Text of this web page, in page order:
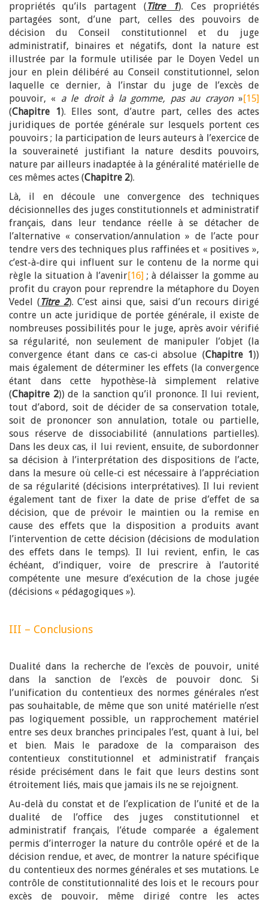
propriétés qu’ils partagent (Titre 1). Ces propriétés
partagées sont, d’une part, celles des pouvoirs de
décision du Conseil constitutionnel et du juge
administratif, binaires et négatifs, dont la nature est
illustrée par la formule utilisée par le Doyen Vedel un
jour en plein délibéré au Conseil constitutionnel, selon
laquelle ce dernier, à l’instar du juge de l’excès de
pouvoir, « a le droit à la gomme, pas au crayon»[15]
(Chapitre 1). Elles sont, d’autre part, celles des actes
juridiques de portée générale sur lesquels portent ces
pouvoirs ; la participation de leurs auteurs à l’exercice de
la souveraineté justifiant la nature desdits pouvoirs,
nature par ailleurs inadaptée à la généralité matérielle de
ces mêmes actes (Chapitre 2).
Là, il en découle une convergence des techniques
décisionnelles des juges constitutionnels et administratif
français, dans leur tendance réelle à se détacher de
l’alternative « conservation/annulation » de l’acte pour
tendre vers des techniques plus raffinées et « positives »,
c’est-à-dire qui influent sur le contenu de la norme qui
règle la situation à l’avenir[16]; à délaisser la gomme au
profit du crayon pour reprendre la métaphore du Doyen
Vedel (Titre 2). C’est ainsi que, saisi d’un recours dirigé
contre un acte juridique de portée générale, il existe de
nombreuses possibilités pour le juge, après avoir vérifié
sa régularité, non seulement de manipuler l’objet (la
convergence étant dans ce cas-ci absolue (Chapitre 1))
mais également de déterminer les effets (la convergence
étant dans cette hypothèse-là simplement relative
(Chapitre 2)) de la sanction qu’il prononce. Il lui revient,
tout d’abord, soit de décider de sa conservation totale,
soit de prononcer son annulation, totale ou partielle,
sous réserve de dissociabilité (annulations partielles).
Dans les deux cas, il lui revient, ensuite, de subordonner
sa décision à l’interprétation des dispositions de l’acte,
dans la mesure où celle-ci est nécessaire à l’appréciation
de sa régularité (décisions interprétatives). Il lui revient
également tant de fixer la date de prise d’effet de sa
décision, que de prévoir le maintien ou la remise en
cause des effets que la disposition a produits avant
l’intervention de cette décision (décisions de modulation
des effets dans le temps). Il lui revient, enfin, le cas
échéant, d’indiquer, voire de prescrire à l’autorité
compétente une mesure d’exécution de la chose jugée
(décisions « pédagogiques »).
III – Conclusions
Dualité dans la recherche de l’excès de pouvoir, unité
dans la sanction de l’excès de pouvoir donc. Si
l’unification du contentieux des normes générales n’est
pas souhaitable, de même que son unité matérielle n’est
pas logiquement possible, un rapprochement matériel
entre ses deux branches principales l’est, quant à lui, bel
et bien. Mais le paradoxe de la comparaison des
contentieux constitutionnel et administratif français
réside précisément dans le fait que leurs destins sont
étroitement liés, mais que jamais ils ne se rejoignent.
Au-delà du constat et de l’explication de l’unité et de la
dualité de l’office des juges constitutionnel et
administratif français, l’étude comparée a également
permis d’interroger la nature du contrôle opéré et de la
décision rendue, et avec, de montrer la nature spécifique
du contentieux des normes générales et ses mutations. Le
contrôle de constitutionnalité des lois et le recours pour
excès de pouvoir, même dirigé contre les actes